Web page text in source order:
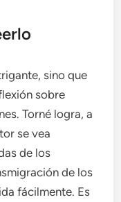
sino que
sobre
Torné logra, a
se vea
de los
de los
fácilmente. Es